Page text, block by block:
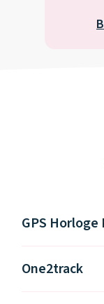
GPS Horloge
One2track